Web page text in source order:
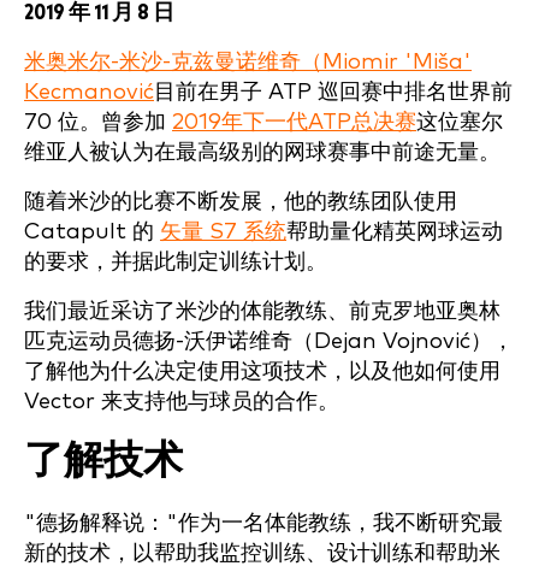
2019 年 11 月 8 日
米奥米尔-米沙-克兹曼诺维奇（Miomir 'Miša'
Kecmanović目前在男子 ATP 巡回赛中排名世界前
70 位。曾参加 2019年下一代ATP总决赛这位塞尔
维亚人被认为在最高级别的网球赛事中前途无量。
随着米沙的比赛不断发展，他的教练团队使用
Catapult 的 矢量 S7 系统帮助量化精英网球运动
的要求，并据此制定训练计划。
我们最近采访了米沙的体能教练、前克罗地亚奥林
匹克运动员德扬-沃伊诺维奇（Dejan Vojnović），
了解他为什么决定使用这项技术，以及他如何使用
Vector 来支持他与球员的合作。
了解技术
"德扬解释说："作为一名体能教练，我不断研究最
新的技术，以帮助我监控训练、设计训练和帮助米